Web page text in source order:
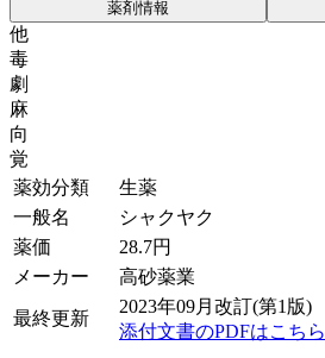
薬剤情報
他
毒
劇
麻
向
覚
薬効分類
生薬
一般名
シャクヤク
薬価
28.7円
メーカー
高砂薬業
最終更新
2023年09月改訂(第1版)
添付文書のPDFはこちら